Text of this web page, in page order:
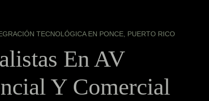
TECNOLÓGICA EN PONCE, PUERTO RICO
En AV
Y Comercial